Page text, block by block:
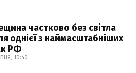
частково без світла
однієї з наймасштабніших
РФ
10:40